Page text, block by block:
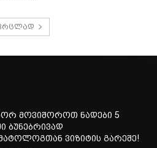
მოვიშოროთ ნადები 5
ბუნებრივად
ვიზიტის გარეშე!